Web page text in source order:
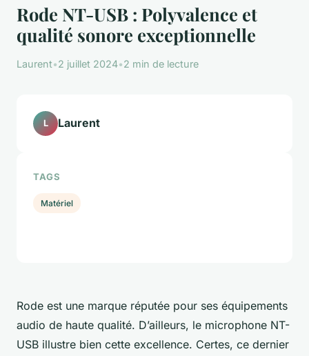
Rode NT-USB : Polyvalence et
qualité sonore exceptionnelle
Laurent•2 juillet 2024•2 min de lecture
Rode est une marque réputée pour ses équipements
audio de haute qualité. D’ailleurs, le microphone NT-
USB illustre bien cette excellence. Certes, ce dernier
L Laurent
TAGS
Matériel